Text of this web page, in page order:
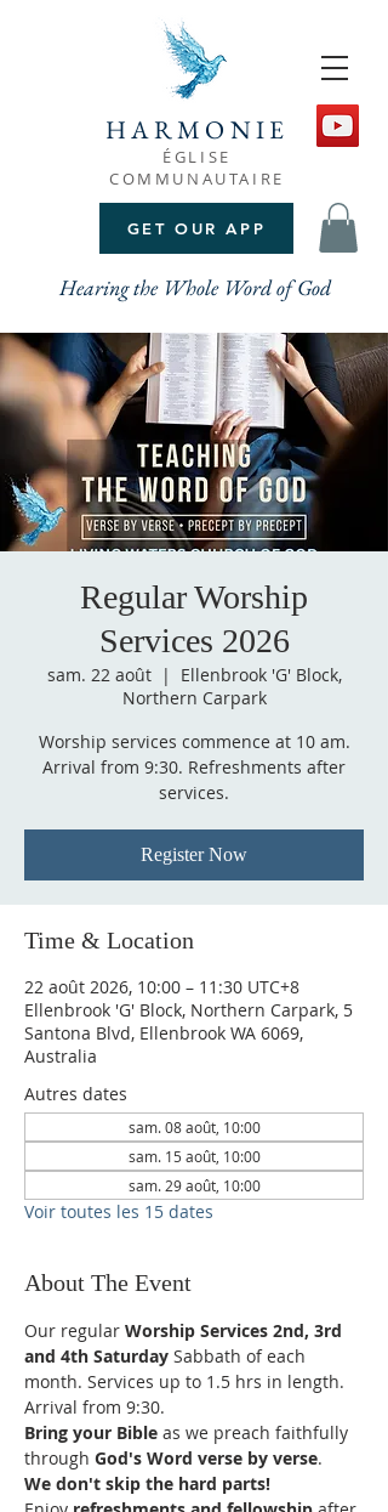
GET OUR APP
HARMONIE
ÉGLISE
COMMUNAUTAIRE
Hearing the Whole Word of God
Regular Worship
Services 2026
sam. 22 août
  |
Ellenbrook 'G' Block,
Northern Carpark
Worship services commence at 10 am.
Arrival from 9:30. Refreshments after
services.
Register Now
Time & Location
22 août 2026, 10:00 – 11:30 UTC+8
Ellenbrook 'G' Block, Northern Carpark, 5
Santona Blvd, Ellenbrook WA 6069,
Australia
Autres dates
sam. 08 août, 10:00
sam. 15 août, 10:00
sam. 29 août, 10:00
Voir toutes les 15 dates
About The Event
Our regular Worship Services 2nd, 3rd
and 4th Saturday Sabbath of each
month. Services up to 1.5 hrs in length.
Arrival from 9:30.
Bring your Bible as we preach faithfully
through God's Word verse by verse.
We don't skip the hard parts!